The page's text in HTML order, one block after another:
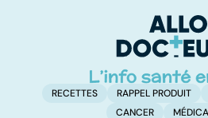
RECETTES RAPPEL PRODUIT
CANCER